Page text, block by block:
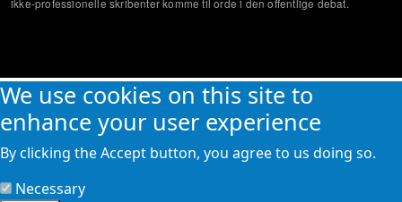
ikke-professionelle skribenter komme til orde i den offentlige debat.
We use cookies on this site to
enhance your user experience
By clicking the Accept button, you agree to us doing so.
Necessary